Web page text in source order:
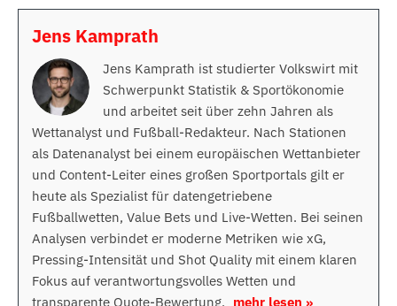
Jens Kamprath
Jens Kamprath ist studierter Volkswirt mit
Schwerpunkt Statistik & Sportökonomie
und arbeitet seit über zehn Jahren als
Wettanalyst und Fußball-Redakteur. Nach Stationen
als Datenanalyst bei einem europäischen Wettanbieter
und Content-Leiter eines großen Sportportals gilt er
heute als Spezialist für datengetriebene
Fußballwetten, Value Bets und Live-Wetten. Bei seinen
Analysen verbindet er moderne Metriken wie xG,
Pressing-Intensität und Shot Quality mit einem klaren
Fokus auf verantwortungsvolles Wetten und
transparente Quote-Bewertung. mehr lesen »